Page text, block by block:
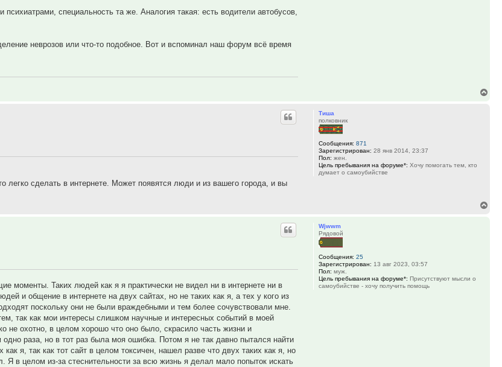
специальность та же. Аналогия такая: есть водители автобусов,
неврозов или что-то подобное. Вот и вспоминал наш форум всё время
Тиша
полковник
Сообщения: 871
Зарегистрирован: 28 янв 2014, 23:37
Пол: жен.
Цель пребывания на форуме*: Хочу помогать тем, кто
думает о самоубийстве
сделать в интернете. Может появятся люди и из вашего города, и вы
Wjwwm
Рядовой
Сообщения: 25
Зарегистрирован: 13 авг 2023, 03:57
Пол: муж.
Цель пребывания на форуме*: Присутствуют мысли о
самоубийстве - хочу получить помощь
моменты. Таких людей как я я практически не видел ни в интернете ни в
и общение в интернете на двух сайтах, но не таких как я, а тех у кого из
поскольку они не были враждебными и тем более сочувствовали мне.
так как мои интересы слишком научные и интересных событий в моей
не охотно, в целом хорошо что оно было, скрасило часть жизни и
раза, но в тот раз была моя ошибка. Потом я не так давно пытался найти
я, так как тот сайт в целом токсичен, нашел разве что двух таких как я, но
в целом из-за стеснительности за всю жизнь я делал мало попыток искать